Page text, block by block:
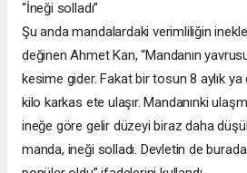
“İneği solladı”
Şu anda mandalardaki verimliliğin
değinen Ahmet Kan, “Mandanın
kesime gider. Fakat bir tosun 8 aylık ya
kilo karkas ete ulaşır. Mandanınki
ineğe göre gelir düzeyi biraz daha
manda, ineği solladı. Devletin de